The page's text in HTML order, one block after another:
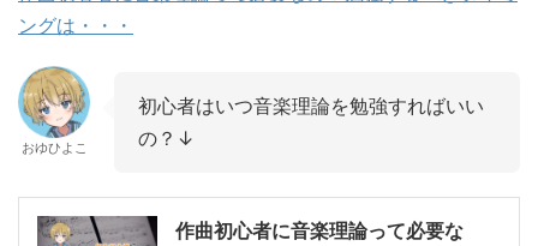
ングは・・・
おゆひよこ
初心者はいつ音楽理論を勉強すればいい
の？↓
作曲初心者に音楽理論って必要な